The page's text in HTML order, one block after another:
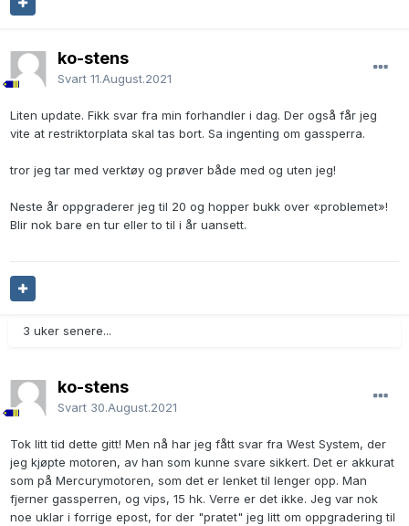
ko-stens
Svart 11.August.2021
Liten update. Fikk svar fra min forhandler i dag. Der også får jeg
vite at restriktorplata skal tas bort. Sa ingenting om gassperra.
tror jeg tar med verktøy og prøver både med og uten jeg!
Neste år oppgraderer jeg til 20 og hopper bukk over «problemet»!
Blir nok bare en tur eller to til i år uansett.
3 uker senere...
ko-stens
Svart 30.August.2021
Tok litt tid dette gitt! Men nå har jeg fått svar fra West System, der
jeg kjøpte motoren, av han som kunne svare sikkert. Det er akkurat
som på Mercurymotoren, som det er lenket til lenger opp. Man
fjerner gassperren, og vips, 15 hk. Verre er det ikke. Jeg var nok
noe uklar i forrige epost, for der "pratet" jeg litt om oppgradering til